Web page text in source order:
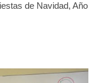
de Navidad, Año